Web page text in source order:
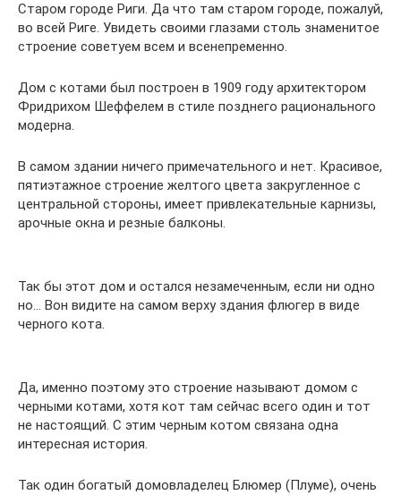
Старом городе Риги. Да что там старом городе, пожалуй,
во всей Риге. Увидеть своими глазами столь знаменитое
строение советуем всем и всенепременно.
Дом с котами был построен в 1909 году архитектором
Фридрихом Шеффелем в стиле позднего рационального
модерна.
В самом здании ничего примечательного и нет. Красивое,
пятиэтажное строение желтого цвета закругленное с
центральной стороны, имеет привлекательные карнизы,
арочные окна и резные балконы.
Так бы этот дом и остался незамеченным, если ни одно
но… Вон видите на самом верху здания флюгер в виде
черного кота.
Да, именно поэтому это строение называют домом с
черными котами, хотя кот там сейчас всего один и тот
не настоящий. С этим черным котом связана одна
интересная история.
Так один богатый домовладелец Блюмер (Плуме), очень